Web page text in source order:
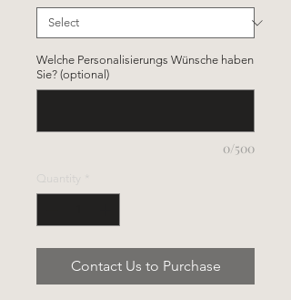
Welche Personalisierungs Wünsche haben
Sie? (optional)
0/500
Quantity
Contact Us to Purchase